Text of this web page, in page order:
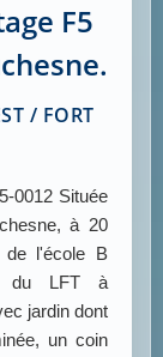
F5
/ FORT
0012 Située
à 20
de l'école B
du LFT à
jardin dont
un coin